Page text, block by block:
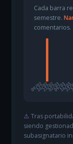
Cada barra
semestre.
comentarios.
09/02
16/0223/0202/0309/0316/03
⚠️ Tras
siendo
subasignatario